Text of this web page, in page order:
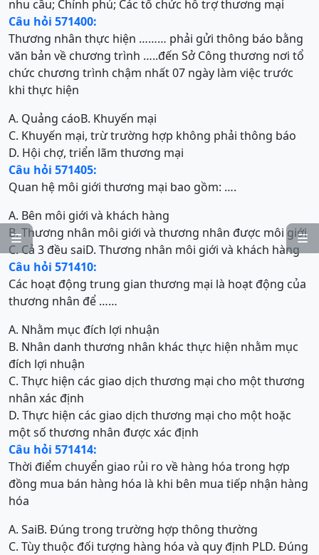


nhu cầu; Chính phủ; Các tổ chức hỗ trợ thương mại
Câu hỏi 571400:
Thương nhân thực hiện ……… phải gửi thông báo bằng
văn bản về chương trình …..đến Sở Công thương nơi tổ
chức chương trình chậm nhất 07 ngày làm việc trước
khi thực hiện
A. Quảng cáoB. Khuyến mại
C. Khuyến mại, trừ trường hợp không phải thông báo
D. Hội chợ, triển lãm thương mại
Câu hỏi 571405:
Quan hệ môi giới thương mại bao gồm: ….
A. Bên môi giới và khách hàng
B. Thương nhân môi giới và thương nhân được môi giới
C. Cả 3 đều saiD. Thương nhân môi giới và khách hàng
Câu hỏi 571410:
Các hoạt động trung gian thương mại là hoạt động của
thương nhân để ……
A. Nhằm mục đích lợi nhuận
B. Nhân danh thương nhân khác thực hiện nhằm mục
đích lợi nhuận
C. Thực hiện các giao dịch thương mại cho một thương
nhân xác định
D. Thực hiện các giao dịch thương mại cho một hoặc
một số thương nhân được xác định
Câu hỏi 571414:
Thời điểm chuyển giao rủi ro về hàng hóa trong hợp
đồng mua bán hàng hóa là khi bên mua tiếp nhận hàng
hóa
A. SaiB. Đúng trong trường hợp thông thường
C. Tùy thuộc đối tượng hàng hóa và quy định PLD. Đúng